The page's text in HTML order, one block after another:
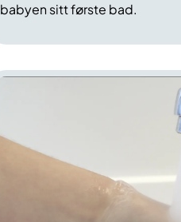
babyen sitt første bad.